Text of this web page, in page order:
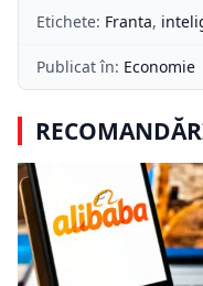
Etichete: Franta,
Publicat în: Economie